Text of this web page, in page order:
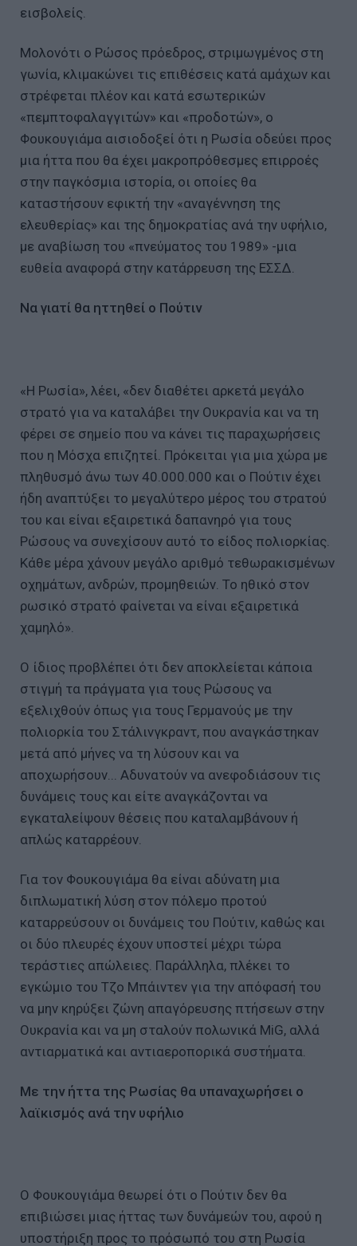
εισβολείς.
Μολονότι ο Ρώσος πρόεδρος, στριμωγμένος στη
γωνία, κλιμακώνει τις επιθέσεις κατά αμάχων και
στρέφεται πλέον και κατά εσωτερικών
«πεμπτοφαλαγγιτών» και «προδοτών», ο
Φουκουγιάμα αισιοδοξεί ότι η Ρωσία οδεύει προς
μια ήττα που θα έχει μακροπρόθεσμες επιρροές
στην παγκόσμια ιστορία, οι οποίες θα
καταστήσουν εφικτή την «αναγέννηση της
ελευθερίας» και της δημοκρατίας ανά την υφήλιο,
με αναβίωση του «πνεύματος του 1989» -μια
ευθεία αναφορά στην κατάρρευση της ΕΣΣΔ.
Να γιατί θα ηττηθεί ο Πούτιν
«Η Ρωσία», λέει, «δεν διαθέτει αρκετά μεγάλο
στρατό για να καταλάβει την Ουκρανία και να τη
φέρει σε σημείο που να κάνει τις παραχωρήσεις
που η Μόσχα επιζητεί. Πρόκειται για μια χώρα με
πληθυσμό άνω των 40.000.000 και ο Πούτιν έχει
ήδη αναπτύξει το μεγαλύτερο μέρος του στρατού
του και είναι εξαιρετικά δαπανηρό για τους
Ρώσους να συνεχίσουν αυτό το είδος πολιορκίας.
Κάθε μέρα χάνουν μεγάλο αριθμό τεθωρακισμένων
οχημάτων, ανδρών, προμηθειών. Το ηθικό στον
ρωσικό στρατό φαίνεται να είναι εξαιρετικά
χαμηλό».
Ο ίδιος προβλέπει ότι δεν αποκλείεται κάποια
στιγμή τα πράγματα για τους Ρώσους να
εξελιχθούν όπως για τους Γερμανούς με την
πολιορκία του Στάλινγκραντ, που αναγκάστηκαν
μετά από μήνες να τη λύσουν και να
αποχωρήσουν... Αδυνατούν να ανεφοδιάσουν τις
δυνάμεις τους και είτε αναγκάζονται να
εγκαταλείψουν θέσεις που καταλαμβάνουν ή
απλώς καταρρέουν.
Για τον Φουκουγιάμα θα είναι αδύνατη μια
διπλωματική λύση στον πόλεμο προτού
καταρρεύσουν οι δυνάμεις του Πούτιν, καθώς και
οι δύο πλευρές έχουν υποστεί μέχρι τώρα
τεράστιες απώλειες. Παράλληλα, πλέκει το
εγκώμιο του Τζο Μπάιντεν για την απόφασή του
να μην κηρύξει ζώνη απαγόρευσης πτήσεων στην
Ουκρανία και να μη σταλούν πολωνικά MiG, αλλά
αντιαρματικά και αντιαεροπορικά συστήματα.
Με την ήττα της Ρωσίας θα υπαναχωρήσει ο
λαϊκισμός ανά την υφήλιο
Ο Φουκουγιάμα θεωρεί ότι ο Πούτιν δεν θα
επιβιώσει μιας ήττας των δυνάμεών του, αφού η
υποστήριξη προς το πρόσωπό του στη Ρωσία